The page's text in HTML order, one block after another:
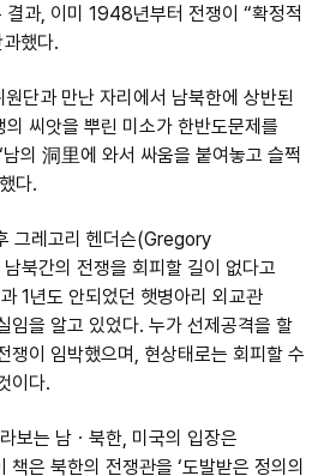
결과, 이미 1948년부터 전쟁이 “확정적
했다.
단과 만난 자리에서 남북한에 상반된
씨앗을 뿌린 미소가 한반도문제를
의 洞里에 와서 싸움을 붙여놓고 슬쩍
다.
그레고리 헨더슨(Gregory
북간의 전쟁을 회피할 길이 없다고
1년도 안되었던 햇병아리 외교관
임을 알고 있었다. 누가 선제공격을 할
쟁이 임박했으며, 현상태로는 회피할 수
이다.
보는 남ㆍ북한, 미국의 입장은
은 북한의 전쟁관을 ‘도발받은 정의의